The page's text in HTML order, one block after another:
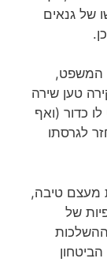
של גנאים
המשפט,
טען שירה
כדור (ואף
לגרסתו
מעצם טיבה,
של